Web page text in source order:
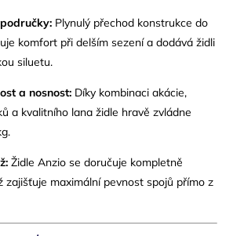
Plynulý přechod konstrukce do
komfort při delším sezení a dodává židli
siluetu.
a nosnost: Díky kombinaci akácie,
a kvalitního lana židle hravě zvládne
Židle Anzio se doručuje kompletně
zajišťuje maximální pevnost spojů přímo z